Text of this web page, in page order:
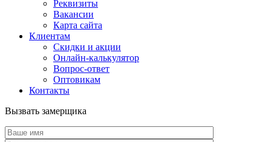
Реквизиты
Вакансии
Карта сайта
Клиентам
Скидки и акции
Онлайн-калькулятор
Вопрос-ответ
Оптовикам
Контакты
Вызвать замерщика